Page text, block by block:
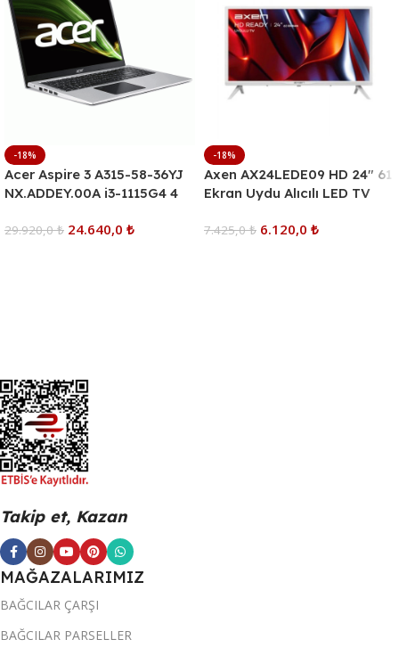
-18%
Acer Aspire 3 A315-58-36YJ
NX.ADDEY.00A i3-1115G4 4
Graphics 15.6″ Full HD
29.920,0₺ 24.640,0 ₺
-18%
Axen AX24LEDE09 HD 24″ 61
Ekran Uydu Alıcılı LED TV
7.425,0₺ 6.120,0 ₺
Takip et, Kazan
MAĞAZALARIMIZ
BAĞCILAR ÇARŞI
BAĞCILAR PARSELLER